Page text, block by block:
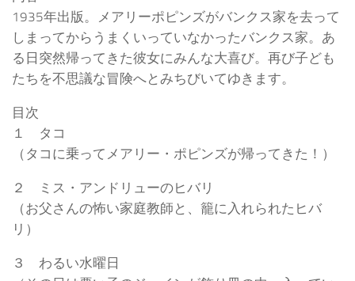
1935年出版。メアリーポピンズがバンクス家を去って
しまってからうまくいっていなかったバンクス家。あ
る日突然帰ってきた彼女にみんな大喜び。再び子ども
たちを不思議な冒険へとみちびいてゆきます。
目次
１ タコ
（タコに乗ってメアリー・ポピンズが帰ってきた！）
２ ミス・アンドリューのヒバリ
（お父さんの怖い家庭教師と、籠に入れられたヒバ
リ）
３ わるい水曜日